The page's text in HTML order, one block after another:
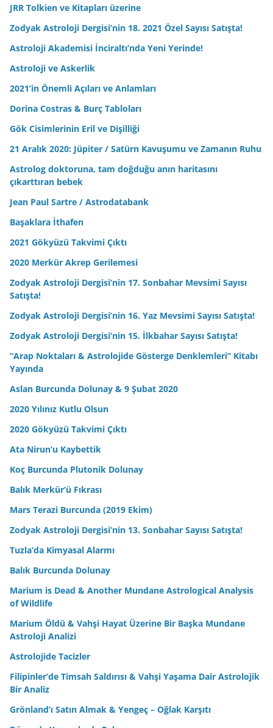
JRR Tolkien ve Kitapları üzerine
Zodyak Astroloji Dergisi’nin 18. 2021 Özel Sayısı Satışta!
Astroloji Akademisi İnciraltı’nda Yeni Yerinde!
Astroloji ve Askerlik
2021’in Önemli Açıları ve Anlamları
Dorina Costras & Burç Tabloları
Gök Cisimlerinin Eril ve Dişilliği
21 Aralık 2020: Jüpiter / Satürn Kavuşumu ve Zamanın Ruhu
Astrolog doktoruna, tam doğduğu anın haritasını
çıkarttıran bebek
Jean Paul Sartre / Astrodatabank
Başaklara İthafen
2021 Gökyüzü Takvimi Çıktı
2020 Merkür Akrep Gerilemesi
Zodyak Astroloji Dergisi’nin 17. Sonbahar Mevsimi Sayısı
Satışta!
Zodyak Astroloji Dergisi’nin 16. Yaz Mevsimi Sayısı Satışta!
Zodyak Astroloji Dergisi’nin 15. İlkbahar Sayısı Satışta!
“Arap Noktaları & Astrolojide Gösterge Denklemleri” Kitabı
Yayında
Aslan Burcunda Dolunay & 9 Şubat 2020
2020 Yılınız Kutlu Olsun
2020 Gökyüzü Takvimi Çıktı
Ata Nirun’u Kaybettik
Koç Burcunda Plutonik Dolunay
Balık Merkür’ü Fıkrası
Mars Terazi Burcunda (2019 Ekim)
Zodyak Astroloji Dergisi’nin 13. Sonbahar Sayısı Satışta!
Tuzla’da Kimyasal Alarmı
Balık Burcunda Dolunay
Marium is Dead & Another Mundane Astrological Analysis
of Wildlife
Marium Öldü & Vahşi Hayat Üzerine Bir Başka Mundane
Astroloji Analizi
Astrolojide Tacizler
Filipinler’de Timsah Saldırısı & Vahşi Yaşama Dair Astrolojik
Bir Analiz
Grönland’ı Satın Almak & Yengeç – Oğlak Karşıtı